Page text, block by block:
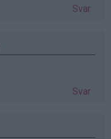
Svar
Svar